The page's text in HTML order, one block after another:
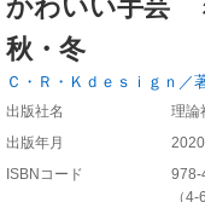
かわいい手芸
秋・冬
Ｃ・Ｒ・Ｋｄｅｓｉｇｎ／
出版社名
理論
出版年月
ISBNコード
978-
（4-